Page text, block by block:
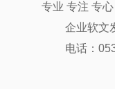
专业 专注 专
企业软文
电话：